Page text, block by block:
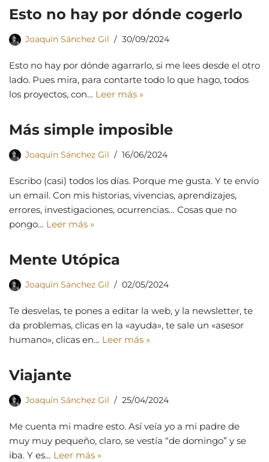
Esto no hay por dónde cogerlo
Joaquín Sánchez Gil 30/09/2024
Esto no hay por dónde agarrarlo, si me lees desde el otro
lado. Pues mira, para contarte todo lo que hago, todos
los proyectos, con… Leer más »
Más simple imposible
Joaquín Sánchez Gil 16/06/2024
Escribo (casi) todos los días. Porque me gusta. Y te envío
un email. Con mis historias, vivencias, aprendizajes,
errores, investigaciones, ocurrencias… Cosas que no
pongo… Leer más »
Mente Utópica
Joaquín Sánchez Gil 02/05/2024
Te desvelas, te pones a editar la web, y la newsletter, te
da problemas, clicas en la «ayuda», te sale un «asesor
humano», clicas en… Leer más »
Viajante
Joaquín Sánchez Gil 25/04/2024
Me cuenta mi madre esto. Así veía yo a mi padre de
muy muy pequeño, claro, se vestía “de domingo” y se
iba. Y es… Leer más »